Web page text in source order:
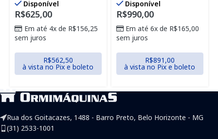
Disponível
R$625,00
Em até 4x de R$156,25
sem juros
R$562,50
à vista no Pix e boleto
Disponível
R$990,00
Em até 6x de R$165,00
sem juros
R$891,00
à vista no Pix e boleto
Rua dos Goitacazes, 1488 - Barro Preto, Belo Horizonte - MG
(31) 2533-1001